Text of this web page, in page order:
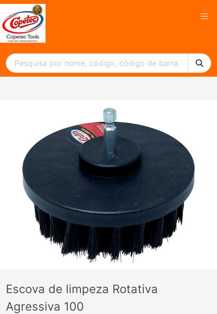
Escova de limpeza Rotativa
Agressiva 100